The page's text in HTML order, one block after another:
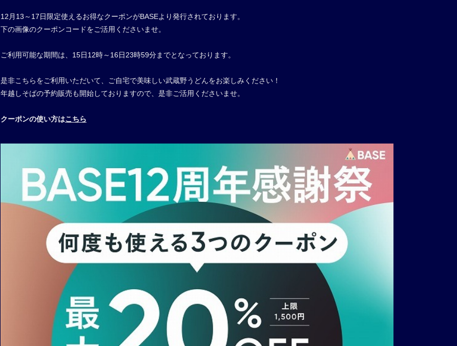
12月13～17日限定使えるお得なクーポンがBASEより発行されております。
下の画像のクーポンコードをご活用くださいませ。
ご利用可能な期間は、15日12時～16日23時59分までとなっております。
是非こちらをご利用いただいて、ご自宅で美味しい武蔵野うどんをお楽しみください！
年越しそばの予約販売も開始しておりますので、是非ご活用くださいませ。
クーポンの使い方はこちら